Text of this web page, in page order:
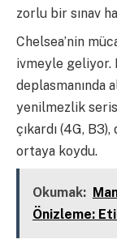
zorlu bir sınav
Chelsea’nin
ivmeyle geliyor.
deplasmanında
yenilmezlik
çıkardı (4G, B3),
ortaya koydu.
Okumak:
Önizleme: